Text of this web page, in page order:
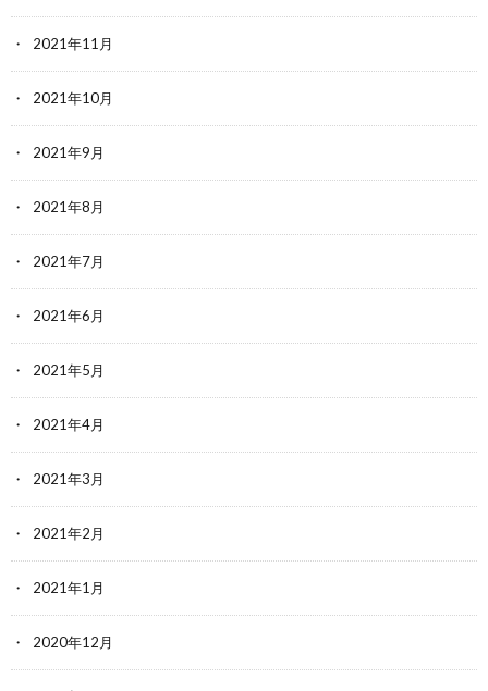
2021年11月
2021年10月
2021年9月
2021年8月
2021年7月
2021年6月
2021年5月
2021年4月
2021年3月
2021年2月
2021年1月
2020年12月